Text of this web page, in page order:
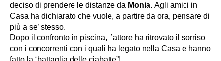
deciso di prendere le distanze da Monia. Agli amici in
Casa ha dichiarato che vuole, a partire da ora, pensare di
più a se’ stesso.
Dopo il confronto in piscina, l’attore ha ritrovato il sorriso
con i concorrenti con i quali ha legato nella Casa e hanno